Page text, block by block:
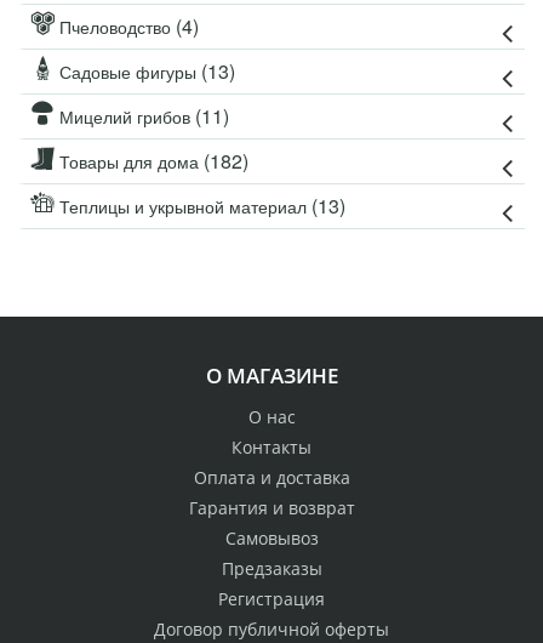
Пчеловодство (4)
Садовые фигуры (13)
Мицелий грибов (11)
Товары для дома (182)
Теплицы и укрывной материал (13)
О МАГАЗИНЕ
О нас
Контакты
Оплата и доставка
Гарантия и возврат
Самовывоз
Предзаказы
Регистрация
Договор публичной оферты